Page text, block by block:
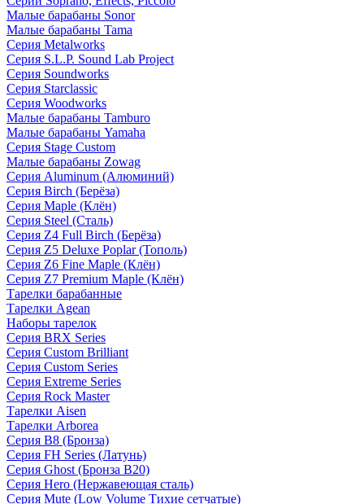
Малые барабаны Sonor
Малые барабаны Tama
Серия Metalworks
Серия S.L.P. Sound Lab Project
Серия Soundworks
Серия Starclassic
Серия Woodworks
Малые барабаны Tamburo
Малые барабаны Yamaha
Серия Stage Custom
Малые барабаны Zowag
Серия Aluminum (Алюминий)
Серия Birch (Берёза)
Серия Maple (Клён)
Серия Steel (Сталь)
Серия Z4 Full Birch (Берёза)
Серия Z5 Deluxe Poplar (Тополь)
Серия Z6 Fine Maple (Клён)
Серия Z7 Premium Maple (Клён)
Тарелки барабанные
Тарелки Agean
Наборы тарелок
Серия BRX Series
Серия Custom Brilliant
Серия Custom Series
Серия Extreme Series
Серия Rock Master
Тарелки Aisen
Тарелки Arborea
Серия B8 (Бронза)
Серия FH Series (Латунь)
Серия Ghost (Бронза B20)
Серия Hero (Нержавеющая сталь)
Серия Mute (Low Volume Тихие сетчатые)